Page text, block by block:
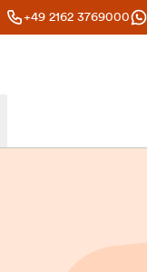
+49 2162 3769000